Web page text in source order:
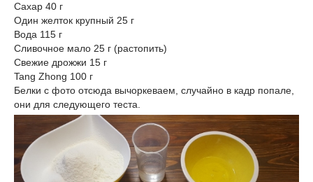
Сахар 40 г
Один желток крупный 25 г
Вода 115 г
Сливочное мало 25 г (растопить)
Свежие дрожжи 15 г
Tang Zhong 100 г
Белки с фото отсюда вычоркеваем, случайно в кадр попале,
они для следующего теста.